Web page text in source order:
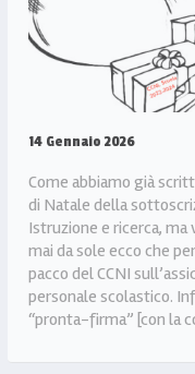
14 Gennaio 2026
Come abbiamo già
di Natale della
Istruzione e ricerca, ma
mai da sole ecco che
pacco del CCNI
personale scolastico.
“pronta-firma” [con la